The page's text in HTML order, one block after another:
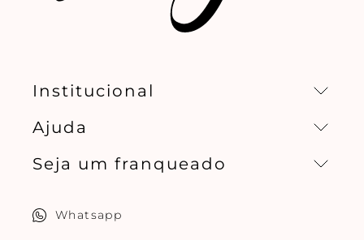
Institucional
Missão, visão e valores
Ajuda
Central de relacionamento
Seja um franqueado
Whatsapp